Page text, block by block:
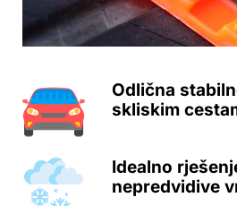
Odlična
skliskim
Idealno
nepredvidive